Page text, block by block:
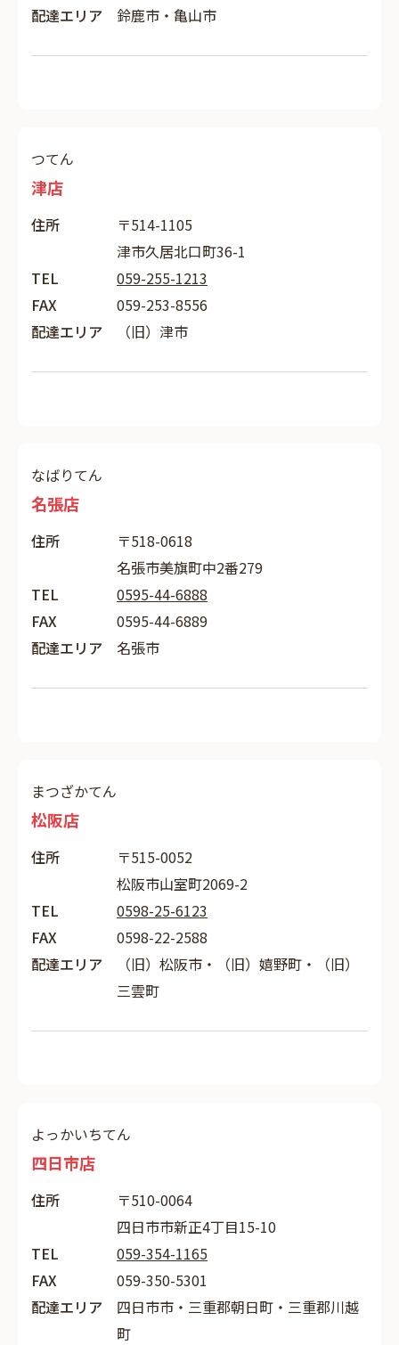
配達エリア 鈴鹿市・亀山市
つてん
津店
住所
〒514-1105
津市久居北口町36-1
TEL
059-255-1213
FAX
059-253-8556
配達エリア
（旧）津市
なばりてん
名張店
住所
〒518-0618
名張市美旗町中2番279
TEL
0595-44-6888
FAX
0595-44-6889
配達エリア
名張市
まつざかてん
松阪店
住所
〒515-0052
松阪市山室町2069-2
TEL
0598-25-6123
FAX
0598-22-2588
配達エリア
（旧）松阪市・（旧）嬉野町・（旧）
三雲町
よっかいちてん
四日市店
住所
〒510-0064
四日市市新正4丁目15-10
TEL
059-354-1165
FAX
059-350-5301
配達エリア
四日市市・三重郡朝日町・三重郡川越
町